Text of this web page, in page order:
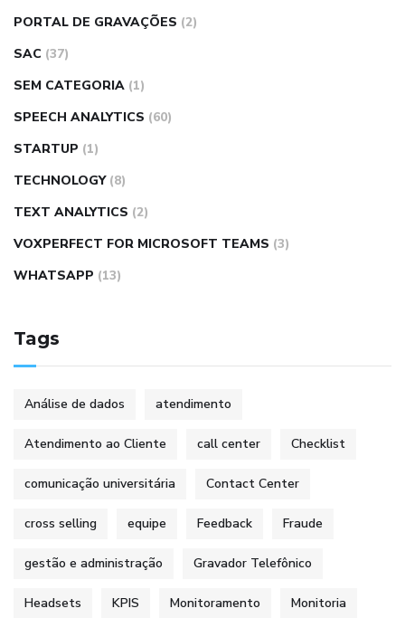
PORTAL DE GRAVAÇÕES (2)
SAC (37)
SEM CATEGORIA (1)
SPEECH ANALYTICS (60)
STARTUP (1)
TECHNOLOGY (8)
TEXT ANALYTICS (2)
VOXPERFECT FOR MICROSOFT TEAMS (3)
WHATSAPP (13)
Tags
Análise de dados atendimento
Atendimento ao Cliente call center Checklist
comunicação universitária Contact Center
cross selling equipe Feedback Fraude
gestão e administração Gravador Telefônico
Headsets KPIS Monitoramento Monitoria